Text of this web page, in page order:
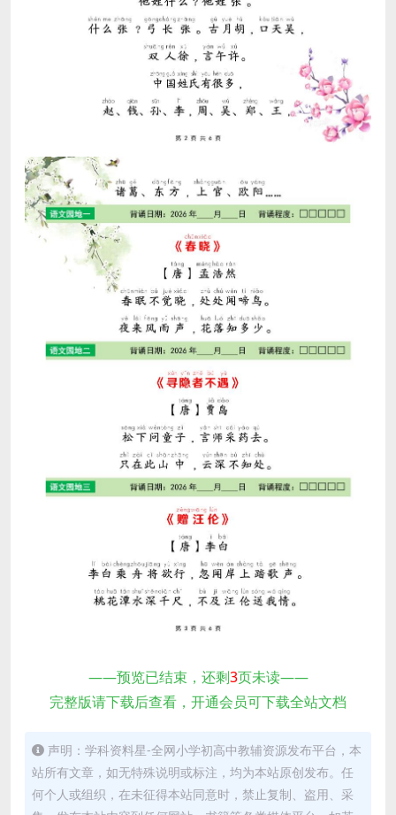
——预览已结束，还剩3页未读——
完整版请下载后查看，开通会员可下载全站文档
声明：学科资料星-全网小学初高中教辅资源发布平台，本
站所有文章，如无特殊说明或标注，均为本站原创发布。任
何个人或组织，在未征得本站同意时，禁止复制、盗用、采